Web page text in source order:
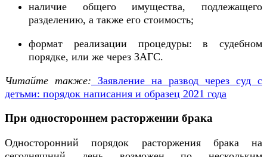
наличие общего имущества, подлежащего
разделению, а также его стоимость;
формат реализации процедуры: в судебном
порядке, или же через ЗАГС.
Читайте также: Заявление на развод через суд с
детьми: порядок написания и образец 2021 года
При одностороннем расторжении брака
Односторонний порядок расторжения брака на